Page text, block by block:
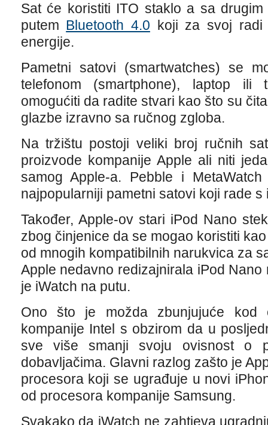
Sat će koristiti ITO staklo a sa
putem Bluetooth 4.0 koji za svoj radi
energije.
Pametni satovi (smartwatches) se
telefonom (smartphone), laptop ili
omogućiti da radite stvari kao što su
glazbe izravno sa ručnog zgloba.
Na tržištu postoji veliki broj ručnih
proizvode kompanije Apple ali niti
samog Apple-a. Pebble i
najpopularniji pametni satovi koji rade s
Također, Apple-ov stari iPod Nano
zbog činjenice da se mogao koristiti
od mnogih kompatibilnih narukvica za
Apple nedavno redizajnirala iPod
je iWatch na putu.
Ono što je možda zbunjujuće kod
kompanije Intel s obzirom da u
sve više smanji svoju ovisnost o
dobavljačima. Glavni razlog zašto je
procesora koji se ugrađuje u novi
od procesora kompanije Samsung.
Svakako da iWatch ne zahtjeva